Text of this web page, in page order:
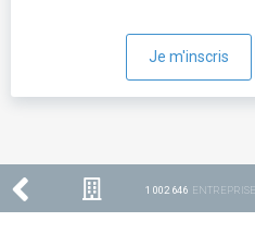
Je m'inscris
1 002 646